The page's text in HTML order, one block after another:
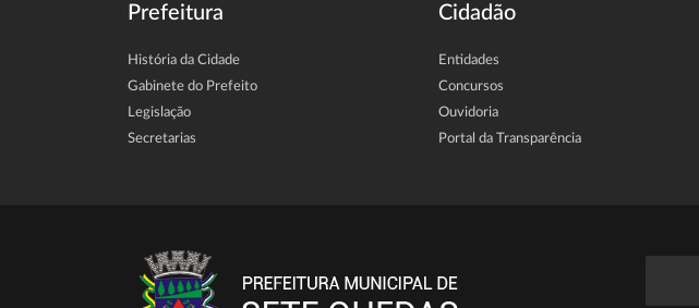
Prefeitura
História da Cidade
Gabinete do Prefeito
Legislação
Secretarias
Cidadão
Entidades
Concursos
Ouvidoria
Portal da Transparência